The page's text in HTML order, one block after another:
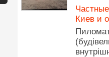
Киев и